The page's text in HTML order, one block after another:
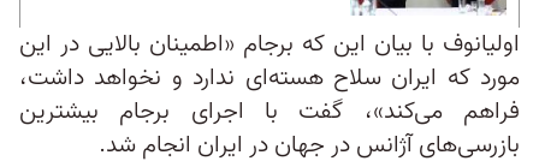
اولیانوف با بیان این که برجام «اطمینان بالایی در این
مورد که ایران سلاح هسته‌ای ندارد و نخواهد داشت،
فراهم می‌کند»، گفت با اجرای برجام بیشترین
بازرسی‌های آژانس در جهان در ایران انجام شد.